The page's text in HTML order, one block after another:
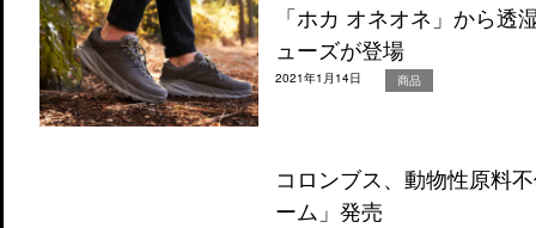
「ホカ オネオネ」から
ューズが登場
2021年1月14日 商品
コロンブス、動物性原料
ーム」発売